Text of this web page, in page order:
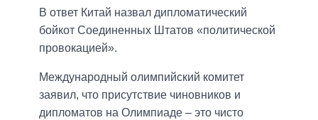
В ответ Китай назвал дипломатический
бойкот Соединенных Штатов «политической
провокацией».
Международный олимпийский комитет
заявил, что присутствие чиновников и
дипломатов на Олимпиаде – это чисто